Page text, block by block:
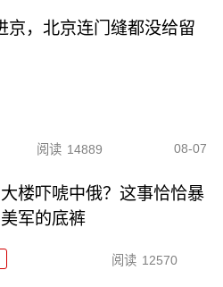
京，北京连门缝都没给留
阅读 14889 08-07
楼吓唬中俄？这事恰恰暴
军的底裤
阅读 12570